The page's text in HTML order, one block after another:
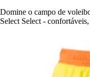
Domine o campo de
Select Select -